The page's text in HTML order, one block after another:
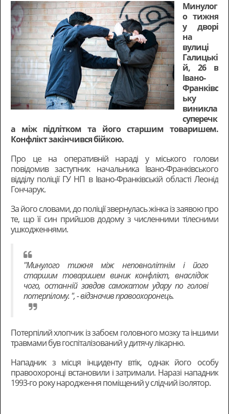
Минулог
о тижня
у дворі
на
вулиці
Галицькі
й, 26 в
Івано-
Франківс
ьку
виникла
суперечк
а між підлітком та його старшим товаришем.
Конфлікт закінчився бійкою.
Про це на оперативній нараді у міського голови
повідомив заступник начальника Івано-Франківського
відділу поліції ГУ НП в Івано-Франківській області Леонід
Гончарук.
За його словами, до поліції звернулась жінка із заявою про
те, що її син прийшов додому з численними тілесними
ушкодженнями.
"Минулого тижня між неповнолітнім і його
старшим товаришем виник конфлікт, внаслідок
чого, останній завдав самокатом удару по голові
потерпілому. ", - відзначив правоохоронець.
Потерпілий хлопчик із забоєм головного мозку та іншими
травмами був госпіталізований у дитячу лікарню.
Нападник з місця інциденту втік, однак його особу
правоохоронці встановили і затримали. Наразі нападник
1993-го року народження поміщений у слідчий ізолятор.